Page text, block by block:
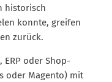
historisch
konnte, greifen
zurück.
ERP oder Shop-
oder Magento) mit